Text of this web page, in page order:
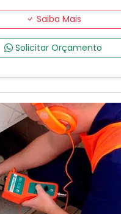
Saiba Mais
Solicitar Orçamento